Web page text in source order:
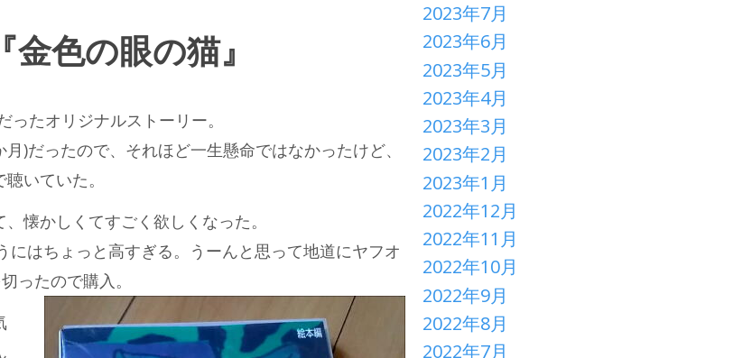
色の眼の猫』
たオリジナルストーリー。
)だったので、それほど一生懸命ではなかったけど、
いていた。
懐かしくてすごく欲しくなった。
はちょっと高すぎる。うーんと思って地道にヤフオ
ったので購入。
2023年7月
2023年6月
2023年5月
2023年4月
2023年3月
2023年2月
2023年1月
2022年12月
2022年11月
2022年10月
2022年9月
2022年8月
2022年7月